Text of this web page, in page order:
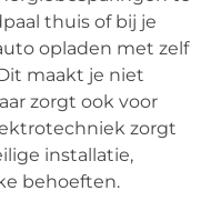
thuis of bij je
opladen met zelf
maakt je niet
zorgt ook voor
zorgt
installatie,
behoeften.